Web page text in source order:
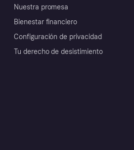
Nuestra promesa
Bienestar financiero
Configuración de privacidad
Tu derecho de desistimiento